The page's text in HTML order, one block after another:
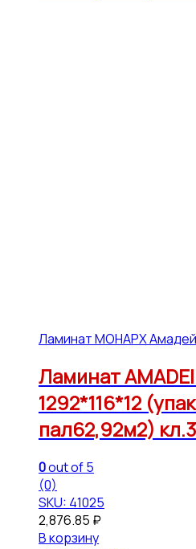
Ламинат МОНАРХ Амадей
Ламинат
1292*116*12
пал62,92м2)
0out of 5
(0)
SKU: 41025
2,876.85 ₽
В корзину